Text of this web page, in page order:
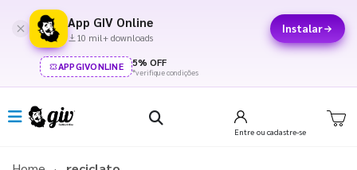
App GIV Online
10 mil+ downloads
Instalar
APPGIVONLINE 5% OFF
*verifique condições
Entre ou cadastre-se